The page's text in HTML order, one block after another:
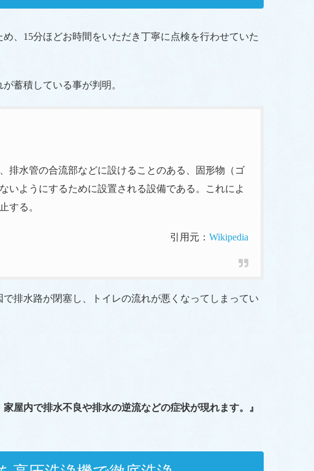
め、15分ほどお時間をいただき丁寧に点検を行わせていた
蓄積している事が判明。
排水管の合流部などに設けることのある、固形物（ゴ
いようにするために設置される設備である。これによ
する。
引用元： Wikipedia
排水路が閉塞し、トイレの流れが悪くなってしまってい
家屋内で排水不良や排水の逆流などの症状が現れます。』